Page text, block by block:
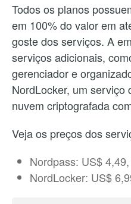
Todos os planos
em 100% do valor em
goste dos serviços. A
serviços adicionais,
gerenciador e
NordLocker, um serviço
nuvem criptografada
Veja os preços dos
Nordpass: US$
NordLocker: US$